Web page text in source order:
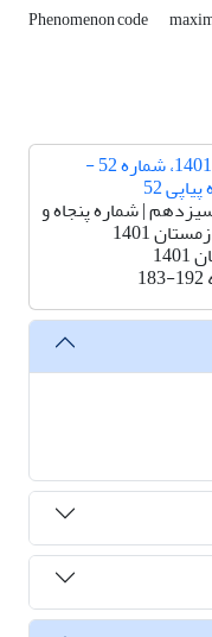
Phenomenon code
دوره 1401، شماره 52 -
52
| شماره پنجاه و
1401
183-192